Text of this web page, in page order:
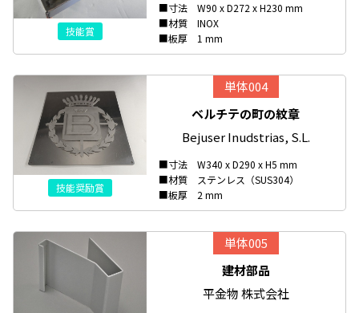
技能賞
■寸法 W90 x D272 x H230 mm
■材質 INOX
■板厚 1 mm
技能奨励賞
単体004
ベルチテの町の紋章
Bejuser Inudstrias, S.L.
■寸法 W340 x D290 x H5 mm
■材質 ステンレス（SUS304）
■板厚 2 mm
単体005
建材部品
平金物 株式会社